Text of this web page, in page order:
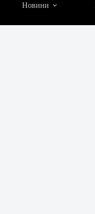
Новини